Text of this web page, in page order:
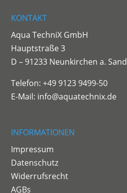
KONTAKT
Aqua TechniX GmbH
Hauptstraße 3
D – 91233 Neunkirchen a. Sand
Telefon: +49 9123 9499-50
E-Mail: info@aquatechnix.de
INFORMATIONEN
Impressum
Datenschutz
Widerrufsrecht
AGBs